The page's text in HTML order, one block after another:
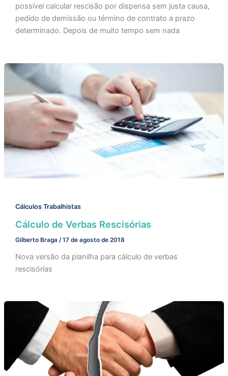
possível calcular rescisão por dispensa sem justa causa,
pedido de demissão ou término de contrato a prazo
determinado. Depois de muito tempo sem nada
Cálculos Trabalhistas
Cálculo de Verbas Rescisórias
Gilberto Braga /17 de agosto de 2018
Nova versão da planilha para cálculo de verbas
rescisórias